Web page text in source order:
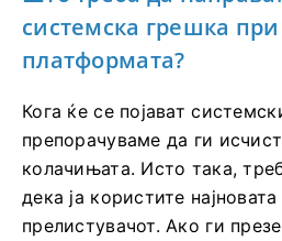
системска грешка
платформата?
Кога ќе се појават
препорачуваме да ги
колачињата. Исто така,
дека ја користите
прелистувачот. Ако ги